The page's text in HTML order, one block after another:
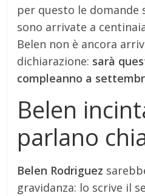
per questo le domande
sono arrivate a
Belen non è ancora
dichiarazione: sarà
compleanno a
Belen
parlano
Belen Rodriguez
gravidanza: lo scrive il